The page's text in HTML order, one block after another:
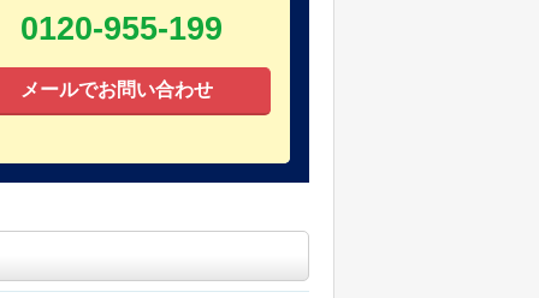
0120-955-199
メールでお問い合わせ